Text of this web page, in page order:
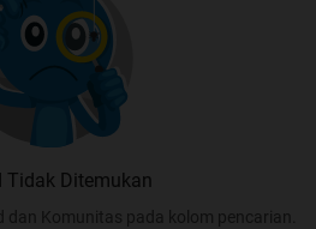
Tidak Ditemukan
Komunitas pada kolom pencarian.